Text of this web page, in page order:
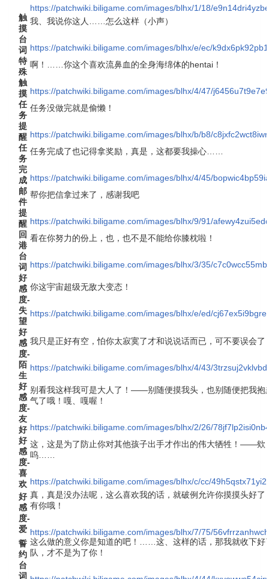
https://patchwiki.biligame.com/images/blhx/1/18/
触
摸
台
词
我、我说你这人……怎么这样（小声）
https://patchwiki.biligame.com/images/blhx/e/ec/
特
殊
触
摸
啊！……你这个喜欢流鼻血的全身海绵体的hentai！
https://patchwiki.biligame.com/images/blhx/4/47/
任
务
提
醒
任务没做完就是偷懒！
https://patchwiki.biligame.com/images/blhx/b/b8/
任
务
完
成
任务完成了也记得拿奖励，真是，这都要我操心……
https://patchwiki.biligame.com/images/blhx/4/45/
邮
件
提
醒
帮你把信拿过来了，感谢我吧
https://patchwiki.biligame.com/images/blhx/9/91/
回
港
台
词
看在你努力的份上，也，也不是不能给你膝枕啦！
https://patchwiki.biligame.com/images/blhx/3/35/
好
感
度-
失
望
你这宇宙超级无敌大变态！
https://patchwiki.biligame.com/images/blhx/e/ed/
好
感
度-
陌
生
我只是正好有空，怕你太寂寞了才和说说话而已，可不要误会了
https://patchwiki.biligame.com/images/blhx/4/43/
好
感
度-
友
好
别看我这样我可是大人了！——别随便摸我头，也别随便把我
气了哦！嘎、嘎喔！
https://patchwiki.biligame.com/images/blhx/2/26/
好
感
度-
喜
欢
这，这是为了防止你对其他孩子出手才作出的伟大牺牲！——欸
呜……
https://patchwiki.biligame.com/images/blhx/c/cc/
好
感
度-
爱
真，真是没办法呢，这么喜欢我的话，就破例允许你摸摸头好
有你哦！
https://patchwiki.biligame.com/images/blhx/7/75/
誓
约
台
词
这么做的意义你是知道的吧！……这、这样的话，那我就收下
队，才不是为了你！